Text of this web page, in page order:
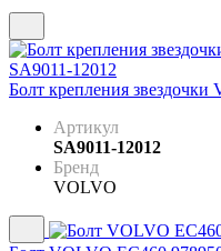
Болт крепления
Артикул
SA9011-12012
Бренд
VOLVO